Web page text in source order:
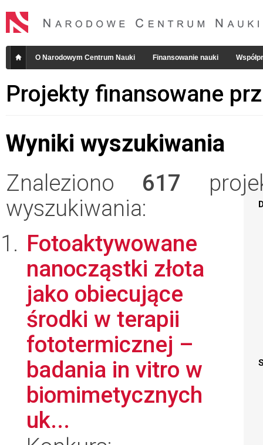
O Narodowym Centrum Nauki Finansowanie nauki
Projekty finansowane
Wyniki wyszukiwania
Znaleziono 617
wyszukiwania:
Fotoaktywowane
nanocząstki złota
jako obiecujące
środki w terapii
fototermicznej –
badania in vitro w
biomimetycznych
uk...